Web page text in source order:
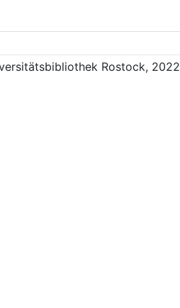
Rostock, 2022